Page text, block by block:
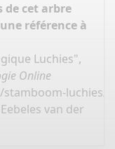
de cet arbre
référence à
Luchies",
Online
luchies/
van der